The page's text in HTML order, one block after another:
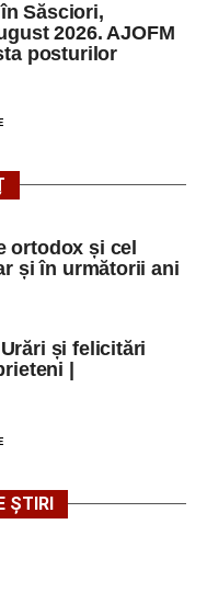
Săsciori,
2026. AJOFM
posturilor
ortodox și cel
și în următorii ani
și felicitări
|
ȘTIRI